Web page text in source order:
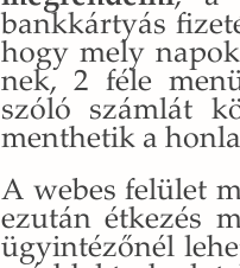
bank­kár­tyás
hogy mely
nek, 2 féle
szóló szám­lát
ment­he­tik a
A webes fe­lü­let
ez­után ét­ke­zés
ügy­in­té­ző­nél